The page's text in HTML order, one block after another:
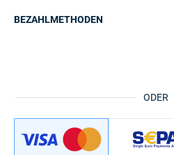
ODER
BEZAHLMETHODEN